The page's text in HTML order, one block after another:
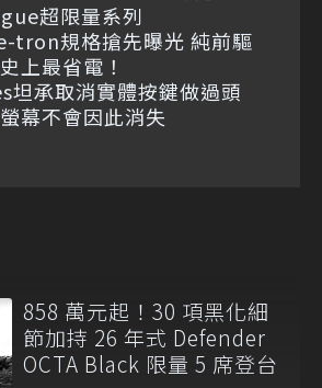
超限量系列
tron規格搶先曝光 純前驅
上最省電！
坦承取消實體按鍵做過頭
幕不會因此消失
858 萬元起！30 項黑化細
節加持 26 年式 Defender
OCTA Black 限量 5 席登台